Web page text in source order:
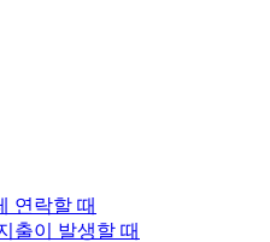
연락할 때
출이 발생할 때